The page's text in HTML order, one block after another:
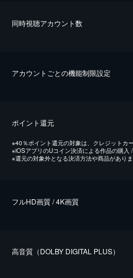
同時視聴アカウント数
アカウントごとの機能制限設定
ポイント還元
※40％ポイント還元の対象は、クレジットカ
※iOSアプリのUコイン決済による作品の購入
※還元の対象外となる決済方法や商品があり
フルHD画質 / 4K画質
⾼⾳質（DOLBY DIGITAL PLUS）